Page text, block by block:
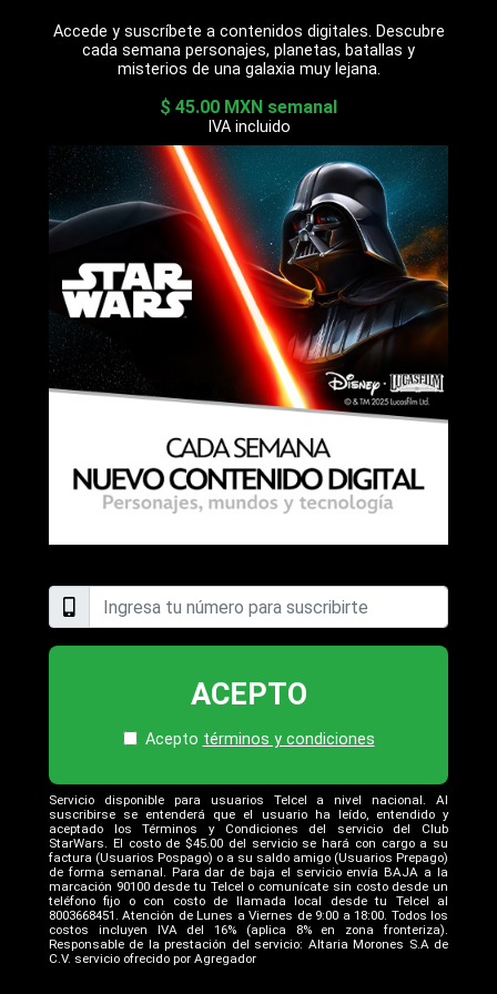
Accede y suscríbete a contenidos digitales. Descubre
cada semana personajes, planetas, batallas y
misterios de una galaxia muy lejana.
$ 45.00 MXN semanal
IVA incluido
ACEPTO
Acepto términos y condiciones
Servicio disponible para usuarios Telcel a nivel nacional. Al
suscribirse se entenderá que el usuario ha leído, entendido y
aceptado los Términos y Condiciones del servicio del Club
StarWars. El costo de $45.00 del servicio se hará con cargo a su
factura (Usuarios Pospago) o a su saldo amigo (Usuarios Prepago)
de forma semanal. Para dar de baja el servicio envía BAJA a la
marcación 90100 desde tu Telcel o comunícate sin costo desde un
teléfono fijo o con costo de llamada local desde tu Telcel al
8003668451. Atención de Lunes a Viernes de 9:00 a 18:00. Todos los
costos incluyen IVA del 16% (aplica 8% en zona fronteriza).
Responsable de la prestación del servicio: Altaria Morones S.A de
C.V. servicio ofrecido por Agregador